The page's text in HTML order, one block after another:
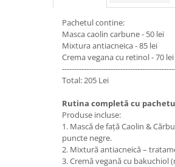
Pachetul contine:
Masca caolin carbune - 50 lei
Mixtura antiacneica - 85 lei
Crema vegana cu retinol - 70 lei
Total: 205 Lei
Rutina completă cu
Produse incluse:
1. Mască de față Caolin &
puncte negre.
2. Mixtură antiacneică –
3. Cremă vegană cu bakuchiol